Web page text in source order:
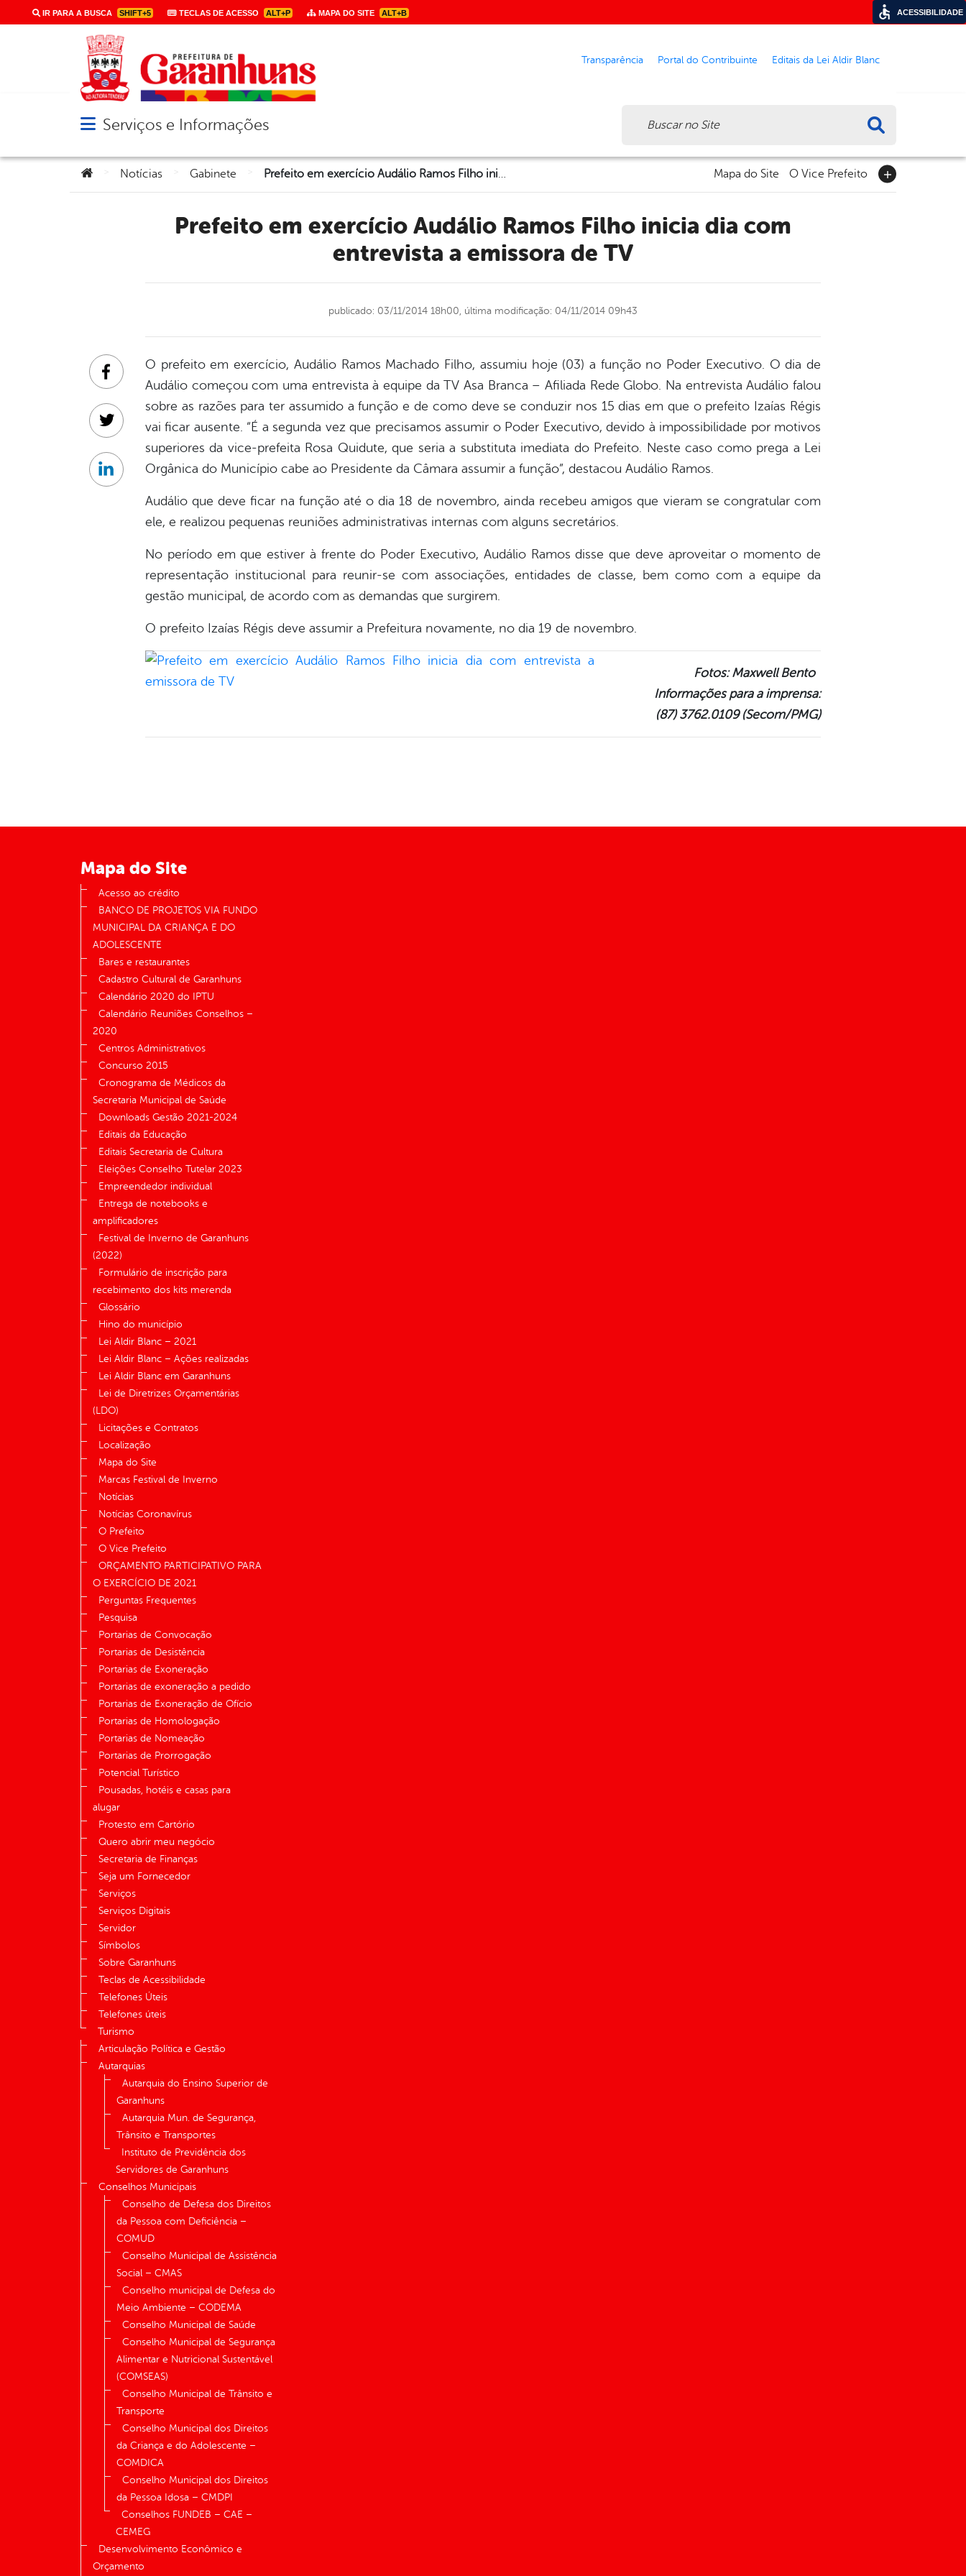
IR PARA A BUSCA SHIFT+5 TECLAS DE ACESSO ALT+P MAPA DO SITE ALT+B
Transparência Portal do Contribuinte Editais da Lei Aldir Blanc
Abrir menu principal de navegação
Serviços e Informações
Você está aqui:
Notícias Gabinete Prefeito em exercício Audálio Ramos Filho inicia dia com entrevista a emissora de TV Mapa do Site O Vice Prefeito
Prefeito em exercício Audálio Ramos Filho inicia dia com
entrevista a emissora de TV
publicado: 03/11/2014 18h00, última modificação: 04/11/2014 09h43
O prefeito em exercício, Audálio Ramos Machado Filho, assumiu hoje (03) a função no Poder Executivo. O dia de
Audálio começou com uma entrevista à equipe da TV Asa Branca – Afiliada Rede Globo. Na entrevista Audálio falou
sobre as razões para ter assumido a função e de como deve se conduzir nos 15 dias em que o prefeito Izaías Régis
vai ficar ausente. “É a segunda vez que precisamos assumir o Poder Executivo, devido à impossibilidade por motivos
superiores da vice-prefeita Rosa Quidute, que seria a substituta imediata do Prefeito. Neste caso como prega a Lei
Orgânica do Município cabe ao Presidente da Câmara assumir a função”, destacou Audálio Ramos.
Audálio que deve ficar na função até o dia 18 de novembro, ainda recebeu amigos que vieram se congratular com
ele, e realizou pequenas reuniões administrativas internas com alguns secretários.
No período em que estiver à frente do Poder Executivo, Audálio Ramos disse que deve aproveitar o momento de
representação institucional para reunir-se com associações, entidades de classe, bem como com a equipe da
gestão municipal, de acordo com as demandas que surgirem.
O prefeito Izaías Régis deve assumir a Prefeitura novamente, no dia 19 de novembro.
Fotos: Maxwell Bento
Informações para a imprensa:
(87) 3762.0109 (Secom/PMG)
Facebook
Twitter
Linkedin
Mapa do Site
Acesso ao crédito
BANCO DE PROJETOS VIA FUNDO
MUNICIPAL DA CRIANÇA E DO
ADOLESCENTE
Bares e restaurantes
Cadastro Cultural de Garanhuns
Calendário 2020 do IPTU
Calendário Reuniões Conselhos –
2020
Centros Administrativos
Concurso 2015
Cronograma de Médicos da
Secretaria Municipal de Saúde
Downloads Gestão 2021-2024
Editais da Educação
Editais Secretaria de Cultura
Eleições Conselho Tutelar 2023
Empreendedor individual
Entrega de notebooks e
amplificadores
Festival de Inverno de Garanhuns
(2022)
Formulário de inscrição para
recebimento dos kits merenda
Glossário
Hino do município
Lei Aldir Blanc – 2021
Lei Aldir Blanc – Ações realizadas
Lei Aldir Blanc em Garanhuns
Lei de Diretrizes Orçamentárias
(LDO)
Licitações e Contratos
Localização
Mapa do Site
Marcas Festival de Inverno
Notícias
Notícias Coronavírus
O Prefeito
O Vice Prefeito
ORÇAMENTO PARTICIPATIVO PARA
O EXERCÍCIO DE 2021
Perguntas Frequentes
Pesquisa
Portarias de Convocação
Portarias de Desistência
Portarias de Exoneração
Portarias de exoneração a pedido
Portarias de Exoneração de Ofício
Portarias de Homologação
Portarias de Nomeação
Portarias de Prorrogação
Potencial Turístico
Pousadas, hotéis e casas para
alugar
Protesto em Cartório
Quero abrir meu negócio
Secretaria de Finanças
Seja um Fornecedor
Serviços
Serviços Digitais
Servidor
Símbolos
Sobre Garanhuns
Teclas de Acessibilidade
Telefones Úteis
Telefones úteis
Turismo
Articulação Política e Gestão
Autarquias
Autarquia do Ensino Superior de
Garanhuns
Autarquia Mun. de Segurança,
Trânsito e Transportes
Instituto de Previdência dos
Servidores de Garanhuns
Conselhos Municipais
Conselho de Defesa dos Direitos
da Pessoa com Deficiência –
COMUD
Conselho Municipal de Assistência
Social – CMAS
Conselho municipal de Defesa do
Meio Ambiente – CODEMA
Conselho Municipal de Saúde
Conselho Municipal de Segurança
Alimentar e Nutricional Sustentável
(COMSEAS)
Conselho Municipal de Trânsito e
Transporte
Conselho Municipal dos Direitos
da Criança e do Adolescente –
COMDICA
Conselho Municipal dos Direitos
da Pessoa Idosa – CMDPI
Conselhos FUNDEB – CAE –
CEMEG
Desenvolvimento Econômico e
Orçamento
ACESSIBILIDADE